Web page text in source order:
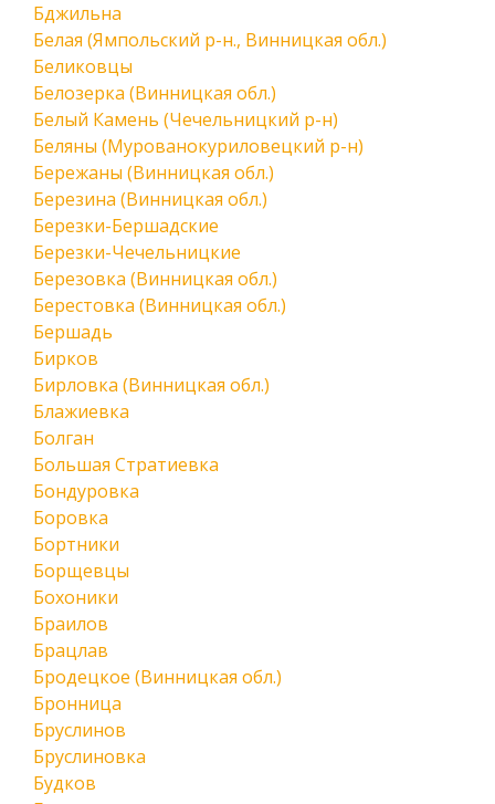
Бджильна
Белая (Ямпольский р-н., Винницкая обл.)
Беликовцы
Белозерка (Винницкая обл.)
Белый Камень (Чечельницкий р-н)
Беляны (Мурованокуриловецкий р-н)
Бережаны (Винницкая обл.)
Березина (Винницкая обл.)
Березки-Бершадские
Березки-Чечельницкие
Березовка (Винницкая обл.)
Берестовка (Винницкая обл.)
Бершадь
Бирков
Бирловка (Винницкая обл.)
Блажиевка
Болган
Большая Стратиевка
Бондуровка
Боровка
Бортники
Борщевцы
Бохоники
Браилов
Брацлав
Бродецкое (Винницкая обл.)
Бронница
Бруслинов
Бруслиновка
Будков